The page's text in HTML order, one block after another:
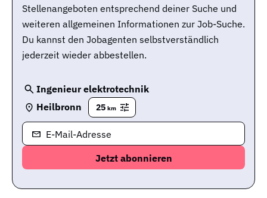
Stellenangeboten entsprechend deiner Suche und
weiteren allgemeinen Informationen zur Job-Suche.
Du kannst den Jobagenten selbstverständlich
jederzeit wieder abbestellen.
Ingenieur elektrotechnik
Heilbronn
25 km
E-Mail-Adresse